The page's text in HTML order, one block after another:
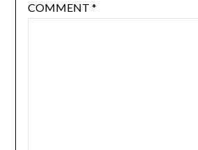
COMMENT *